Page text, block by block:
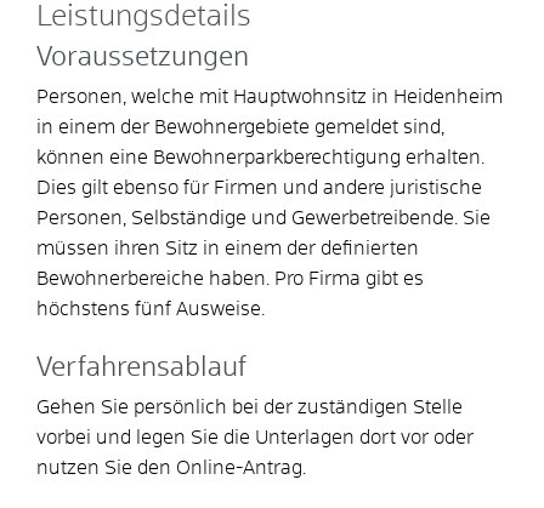
Leistungsdetails
Voraussetzungen
Personen, welche mit Hauptwohnsitz in Heidenheim
in einem der Bewohnergebiete gemeldet sind,
können eine Bewohnerparkberechtigung erhalten.
Dies gilt ebenso für Firmen und andere juristische
Personen, Selbständige und Gewerbetreibende. Sie
müssen ihren Sitz in einem der definierten
Bewohnerbereiche haben. Pro Firma gibt es
höchstens fünf Ausweise.
Verfahrensablauf
Gehen Sie persönlich bei der zuständigen Stelle
vorbei und legen Sie die Unterlagen dort vor oder
nutzen Sie den Online-Antrag.